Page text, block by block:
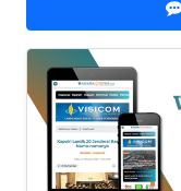
WN
NUSANTARA
WN
JOGJA